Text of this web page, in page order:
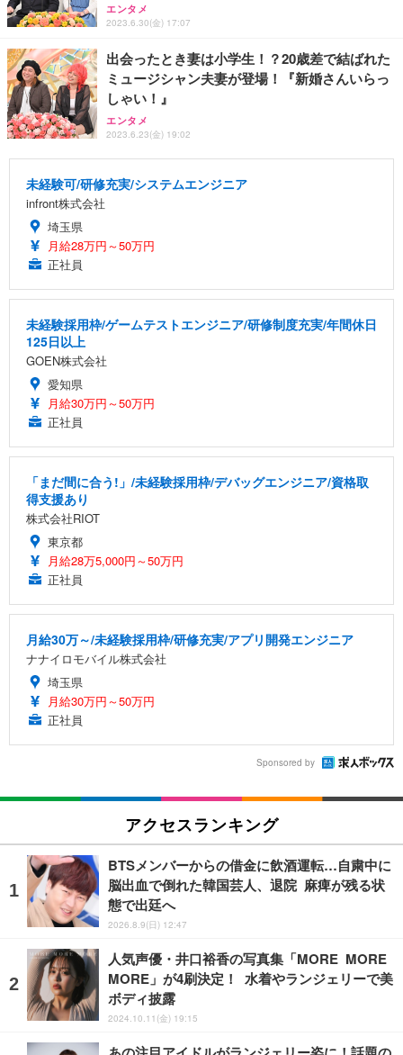
エンタメ
2023.6.30(金) 17:07
出会ったとき妻は小学生！？20歳差で結ばれた
ミュージシャン夫妻が登場！『新婚さんいらっ
しゃい！』
エンタメ
2023.6.23(金) 19:02
未経験可/研修充実/システムエンジニア
infront株式会社
埼玉県
月給28万円～50万円
正社員
未経験採用枠/ゲームテストエンジニア/研修制度充実/年間休日
125日以上
GOEN株式会社
愛知県
月給30万円～50万円
正社員
「まだ間に合う!」/未経験採用枠/デバッグエンジニア/資格取
得支援あり
株式会社RIOT
東京都
月給28万5,000円～50万円
正社員
月給30万～/未経験採用枠/研修充実/アプリ開発エンジニア
ナナイロモバイル株式会社
埼玉県
月給30万円～50万円
正社員
Sponsored by
アクセスランキング
BTSメンバーからの借金に飲酒運転…自粛中に
脳出血で倒れた韓国芸人、退院 麻痺が残る状
態で出廷へ
2026.8.9(日) 12:47
人気声優・井口裕香の写真集「MORE MORE
MORE」が4刷決定！ 水着やランジェリーで美
ボディ披露
2024.10.11(金) 19:15
あの注目アイドルがランジェリー姿に！話題の